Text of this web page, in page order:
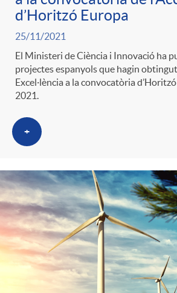
g
o
r
i
a
s
d’Horitzó Europa
25/11/2021
El Ministeri de Ciència i Innovació ha
projectes espanyols que hagin obtingut
Excel·lència a la convocatòria
2021.
+